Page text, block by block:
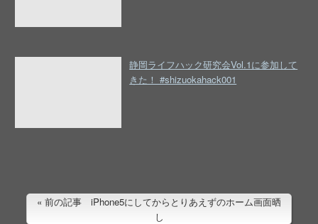
静岡ライフハック研究会Vol.1に参加して
きた！ #shizuokahack001
前の記事 iPhone5にしてからとりあえずのホーム画面晒
し